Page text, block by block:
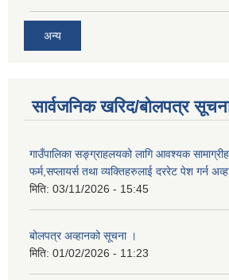
अन्य
सार्वजनिक खरिद/बोलपत्र
गाउँपालिका सङ्ग्राहलयको लागि आवश्यक
फर्म,सप्लायर्स तथा व्यक्तिहरुलाई दररेट पेश गर्न
मिति: 03/11/2026 - 15:45
बोलपत्र अव्हानको सूचना ।
मिति: 01/02/2026 - 11:23